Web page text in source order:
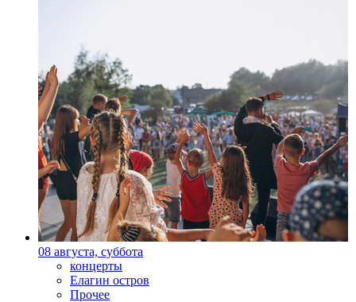
08 августа, суббота
концерты
Елагин остров
Прочее